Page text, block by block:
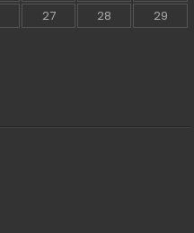
27 28
29